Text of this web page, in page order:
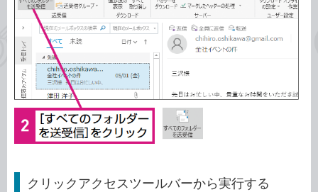
クリックアクセスツールバーから実行する